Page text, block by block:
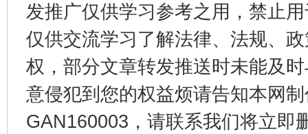
发推广仅供学习参考之用，禁止
仅供交流学习了解法律、法规、
权，部分文章转发推送时未能及
意侵犯到您的权益烦请告知本网
GAN160003，请联系我们将立即